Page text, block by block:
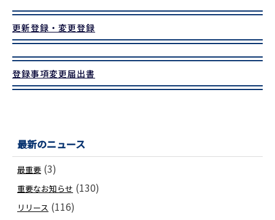
更新登録・変更登録
登録事項変更届出書
最新のニュース
最重要 (3)
重要なお知らせ (130)
リリース (116)